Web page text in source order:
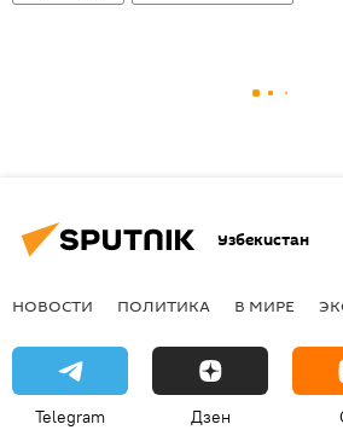
Узбекистан
НОВОСТИ ПОЛИТИКА В МИРЕ
Telegram Дзен